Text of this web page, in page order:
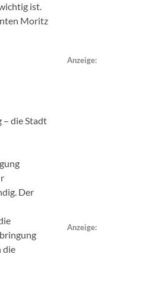
ist.
Moritz
– die Stadt
Der
die
Anzeige:
Anzeige: